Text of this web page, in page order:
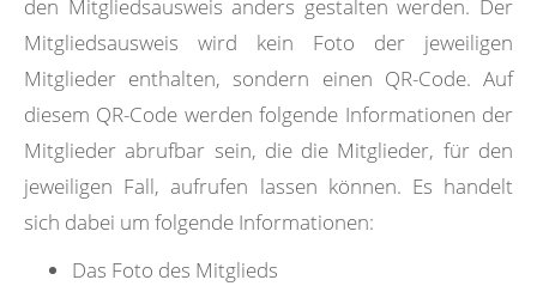
den Mitgliedsausweis anders gestalten werden. Der
Mitgliedsausweis wird kein Foto der jeweiligen
Mitglieder enthalten, sondern einen QR-Code. Auf
diesem QR-Code werden folgende Informationen der
Mitglieder abrufbar sein, die die Mitglieder, für den
jeweiligen Fall, aufrufen lassen können. Es handelt
sich dabei um folgende Informationen:
Das Foto des Mitglieds